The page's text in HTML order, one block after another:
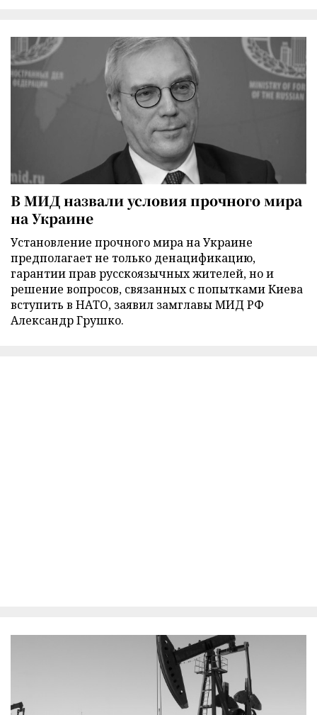
В МИД назвали условия прочного мира
на Украине
Установление прочного мира на Украине
предполагает не только денацификацию,
гарантии прав русскоязычных жителей, но и
решение вопросов, связанных с попытками Киева
вступить в НАТО, заявил замглавы МИД РФ
Александр Грушко.